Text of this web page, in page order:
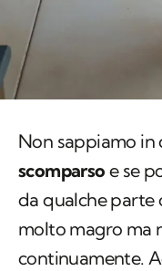
Non sappiamo in
scomparso e se
da qualche parte
molto magro ma
continuamente.